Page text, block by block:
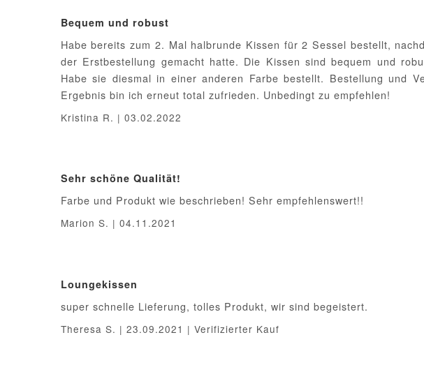
Bequem und robust
Habe bereits zum 2. Mal halbrunde Kissen für 2 Sessel bestellt,
der Erstbestellung gemacht hatte. Die Kissen sind bequem und
Habe sie diesmal in einer anderen Farbe bestellt. Bestellung und
Ergebnis bin ich erneut total zufrieden. Unbedingt zu empfehlen!
Kristina R. | 03.02.2022
Sehr schöne Qualität!
Farbe und Produkt wie beschrieben! Sehr empfehlenswert!!
Marion S. | 04.11.2021
Loungekissen
super schnelle Lieferung, tolles Produkt, wir sind begeistert.
Theresa S. | 23.09.2021 | Verifizierter Kauf